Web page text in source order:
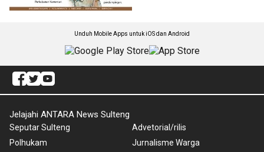
Unduh Mobile Apps untuk iOS dan Android
Jelajahi ANTARA News Sulteng
Seputar Sulteng
Polhukam
Advetorial/rilis
Jurnalisme Warga